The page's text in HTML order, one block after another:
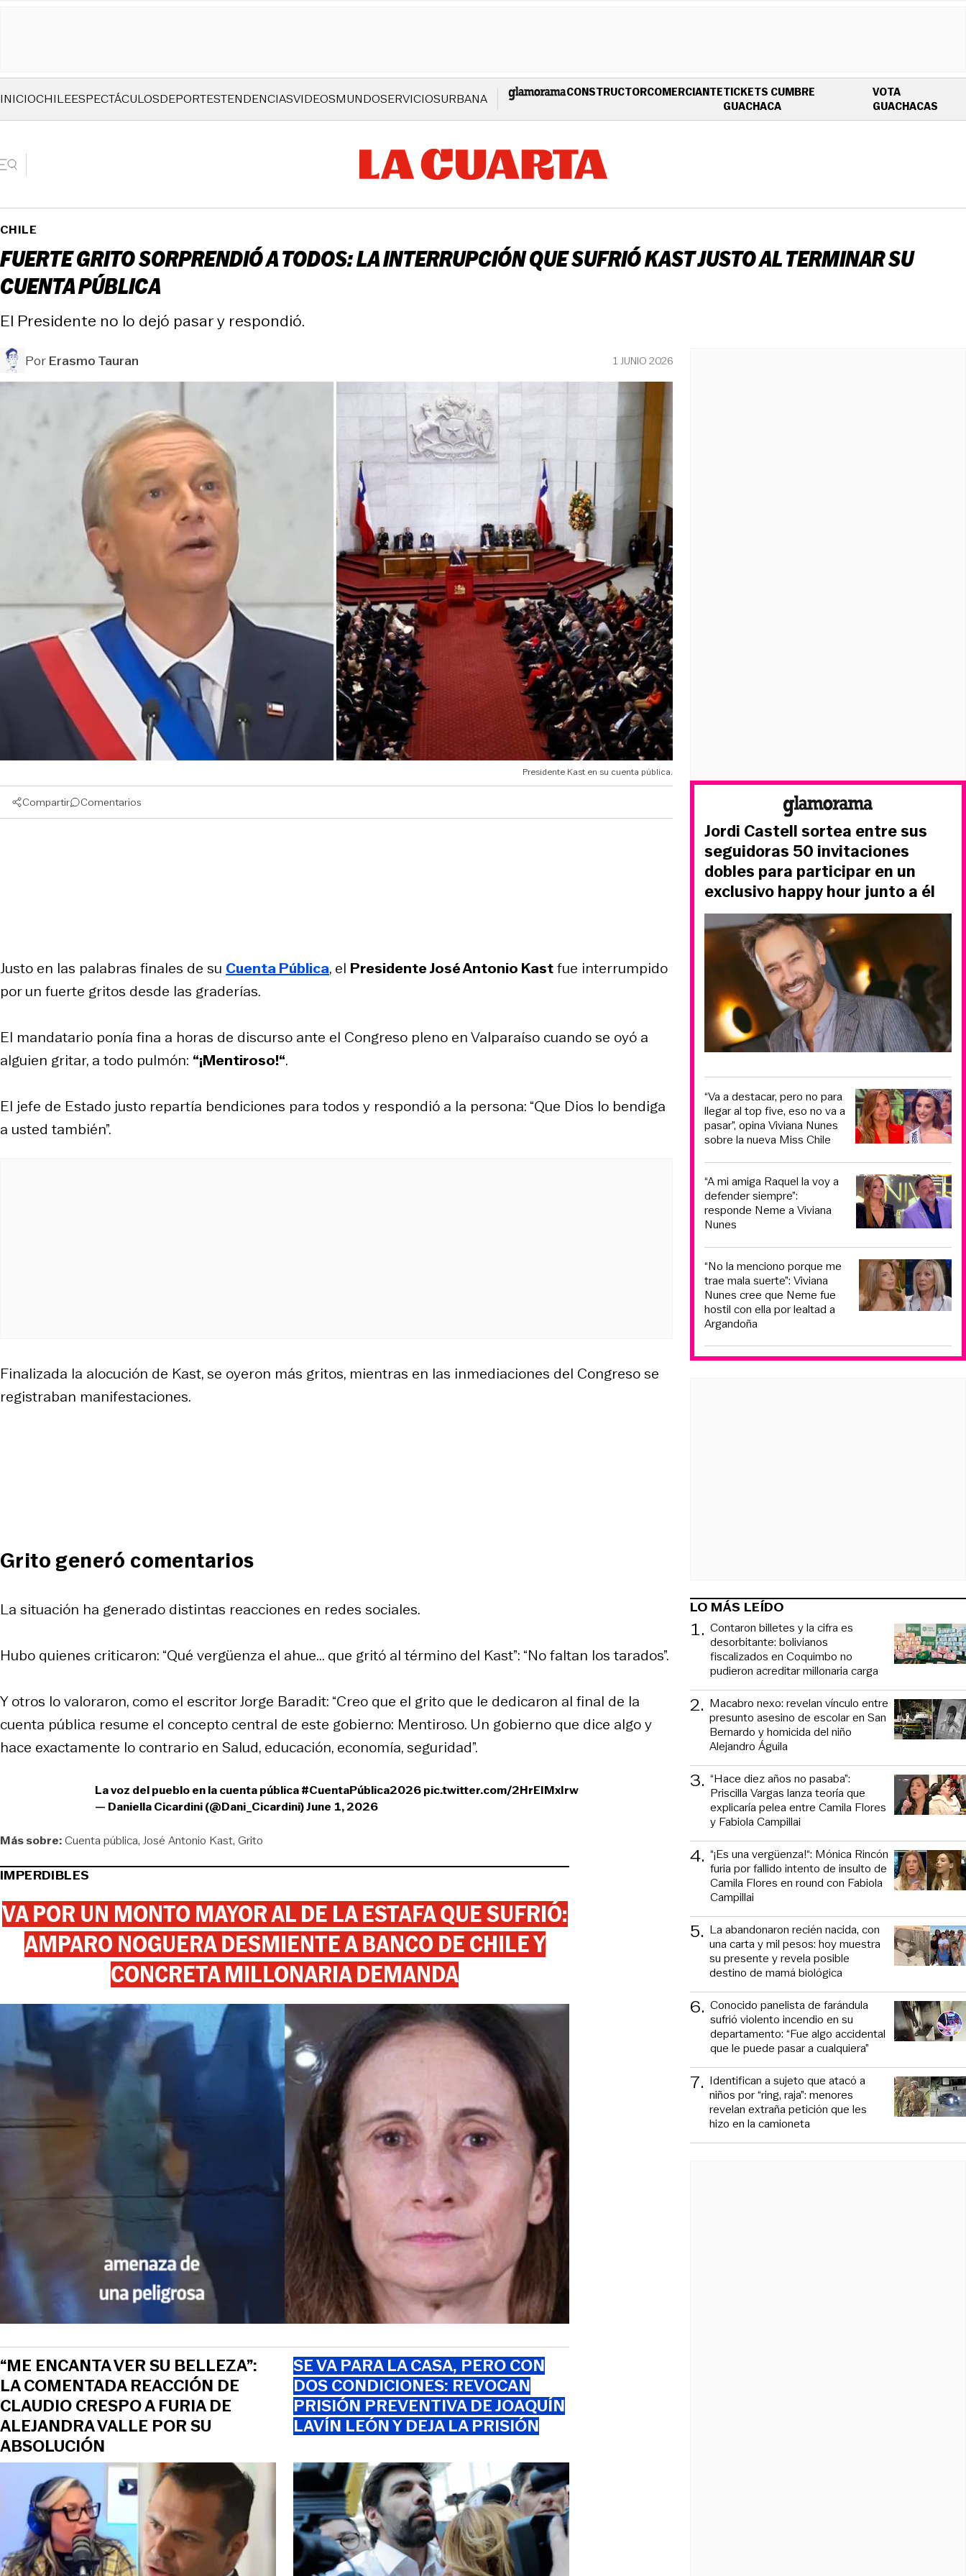
INICIOCHILEESPECTÁCULOSDEPORTESTENDENCIASVIDEOSMUNDOSERVICIOSURBANA CONSTRUCTORCOMERCIANTETICKETS CUMBRE
GUACHACAOPENS IN NEW WINDOW
VOTA
GUACHACAS
CHILE
FUERTE GRITO SORPRENDIÓ A TODOS: LA INTERRUPCIÓN QUE SUFRIÓ KAST JUSTO AL TERMINAR SU
CUENTA PÚBLICA
El Presidente no lo dejó pasar y respondió.
PorErasmo Tauran 1 JUNIO 2026
Presidente Kast en su cuenta pública.
Compartir Comentarios
Justo en las palabras finales de su Cuenta Pública, el Presidente José Antonio Kastfue interrumpido
por un fuerte gritos desde las graderías.
El mandatario ponía fina a horas de discurso ante el Congreso pleno en Valparaíso cuando se oyó a
alguien gritar, a todo pulmón: “¡Mentiroso!“.
El jefe de Estado justo repartía bendiciones para todos y respondió a la persona: “Que Dios lo bendiga
a usted también”.
Finalizada la alocución de Kast, se oyeron más gritos, mientras en las inmediaciones del Congreso se
registraban manifestaciones.
Grito generó comentarios
La situación ha generado distintas reacciones en redes sociales.
Hubo quienes criticaron: “Qué vergüenza el ahue... que gritó al término del Kast”: “No faltan los tarados”.
Y otros lo valoraron, como el escritor Jorge Baradit: “Creo que el grito que le dedicaron al final de la
cuenta pública resume el concepto central de este gobierno: Mentiroso. Un gobierno que dice algo y
hace exactamente lo contrario en Salud, educación, economía, seguridad”.
La voz del pueblo en la cuenta pública#CuentaPública2026pic.twitter.com/2HrEIMxIrw
— Daniella Cicardini (@Dani_Cicardini)June 1, 2026
Más sobre:Cuenta pública José Antonio Kast Grito
IMPERDIBLES
VA POR UN MONTO MAYOR AL DE LA ESTAFA QUE SUFRIÓ:
AMPARO NOGUERA DESMIENTE A BANCO DE CHILE Y
CONCRETA MILLONARIA DEMANDA
“ME ENCANTA VER SU BELLEZA”:
LA COMENTADA REACCIÓN DE
CLAUDIO CRESPO A FURIA DE
ALEJANDRA VALLE POR SU
ABSOLUCIÓN
SE VA PARA LA CASA, PERO CON
DOS CONDICIONES: REVOCAN
PRISIÓN PREVENTIVA DE JOAQUÍN
LAVÍN LEÓN Y DEJA LA PRISIÓN
Jordi Castell sortea entre sus
seguidoras 50 invitaciones
dobles para participar en un
exclusivo happy hour junto a él
“Va a destacar, pero no para
llegar al top five, eso no va a
pasar”, opina Viviana Nunes
sobre la nueva Miss Chile
“A mi amiga Raquel la voy a
defender siempre”:
responde Neme a Viviana
Nunes
“No la menciono porque me
trae mala suerte”: Viviana
Nunes cree que Neme fue
hostil con ella por lealtad a
Argandoña
LO MÁS LEÍDO
1. Contaron billetes y la cifra es
desorbitante: bolivianos
fiscalizados en Coquimbo no
pudieron acreditar millonaria carga
2. Macabro nexo: revelan vínculo entre
presunto asesino de escolar en San
Bernardo y homicida del niño
Alejandro Águila
3. “Hace diez años no pasaba”:
Priscilla Vargas lanza teoría que
explicaría pelea entre Camila Flores
y Fabiola Campillai
4. “¡Es una vergüenza!“: Mónica Rincón
furia por fallido intento de insulto de
Camila Flores en round con Fabiola
Campillai
5. La abandonaron recién nacida, con
una carta y mil pesos: hoy muestra
su presente y revela posible
destino de mamá biológica
6. Conocido panelista de farándula
sufrió violento incendio en su
departamento: “Fue algo accidental
que le puede pasar a cualquiera”
7. Identifican a sujeto que atacó a
niños por “ring, raja”: menores
revelan extraña petición que les
hizo en la camioneta